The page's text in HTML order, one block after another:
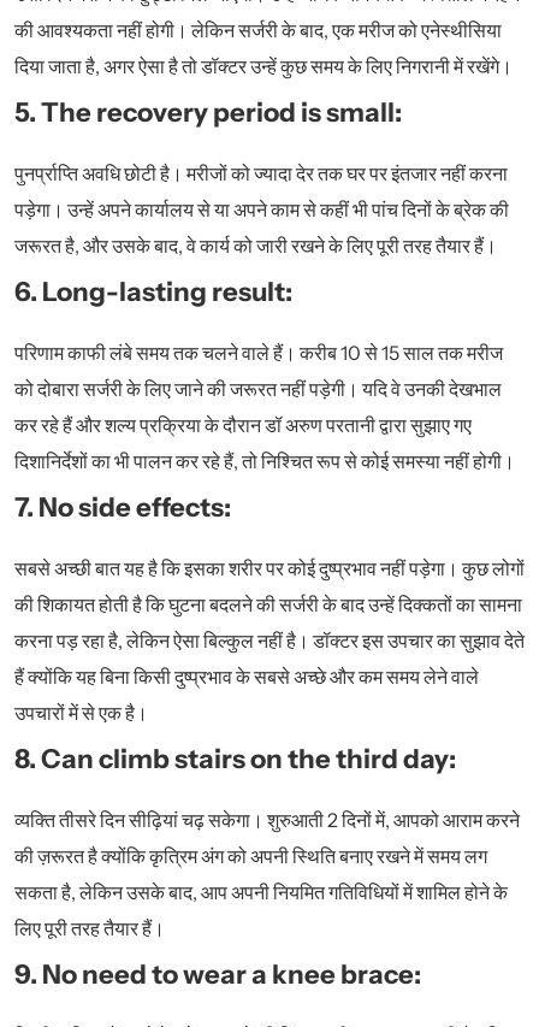
की आवश्यकता नहीं होगी। लेकिन सर्जरी के बाद, एक मरीज को एनेस्थीसिया
दिया जाता है, अगर ऐसा है तो डॉक्टर उन्हें कुछ समय के लिए निगरानी में रखेंगे।
5. The recovery period is small:
पुनर्प्राप्ति अवधि छोटी है। मरीजों को ज्यादा देर तक घर पर इंतजार नहीं करना
पड़ेगा। उन्हें अपने कार्यालय से या अपने काम से कहीं भी पांच दिनों के ब्रेक की
जरूरत है, और उसके बाद, वे कार्य को जारी रखने के लिए पूरी तरह तैयार हैं।
6. Long-lasting result:
परिणाम काफी लंबे समय तक चलने वाले हैं। करीब 10 से 15 साल तक मरीज
को दोबारा सर्जरी के लिए जाने की जरूरत नहीं पड़ेगी। यदि वे उनकी देखभाल
कर रहे हैं और शल्य प्रक्रिया के दौरान डॉ अरुण परतानी द्वारा सुझाए गए
दिशानिर्देशों का भी पालन कर रहे हैं, तो निश्चित रूप से कोई समस्या नहीं होगी।
7. No side effects:
सबसे अच्छी बात यह है कि इसका शरीर पर कोई दुष्प्रभाव नहीं पड़ेगा। कुछ लोगों
की शिकायत होती है कि घुटना बदलने की सर्जरी के बाद उन्हें दिक्कतों का सामना
करना पड़ रहा है, लेकिन ऐसा बिल्कुल नहीं है। डॉक्टर इस उपचार का सुझाव देते
हैं क्योंकि यह बिना किसी दुष्प्रभाव के सबसे अच्छे और कम समय लेने वाले
उपचारों में से एक है।
8. Can climb stairs on the third day:
व्यक्ति तीसरे दिन सीढ़ियां चढ़ सकेगा। शुरुआती 2 दिनों में, आपको आराम करने
की ज़रूरत है क्योंकि कृत्रिम अंग को अपनी स्थिति बनाए रखने में समय लग
सकता है, लेकिन उसके बाद, आप अपनी नियमित गतिविधियों में शामिल होने के
लिए पूरी तरह तैयार हैं।
9. No need to wear a knee brace: